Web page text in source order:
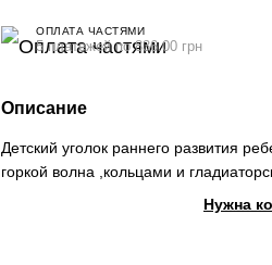
ОПЛАТА ЧАСТЯМИ
5 платежей по 836.00 грн
Описание
Детский уголок раннего развития
горкой волна ,кольцами и
Нужна